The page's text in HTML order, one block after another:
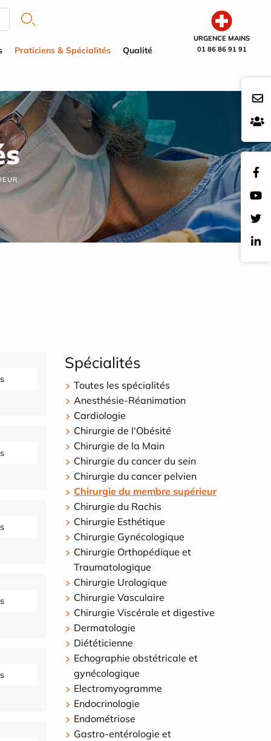
URGENCE MAINS
01 86 86 91 91
Praticiens & Spécialités Qualité
Spécialités
Toutes les spécialités
Anesthésie-Réanimation
Cardiologie
Chirurgie de l'Obésité
Chirurgie de la Main
Chirurgie du cancer du sein
Chirurgie du cancer pelvien
Chirurgie du membre supérieur
Chirurgie du Rachis
Chirurgie Esthétique
Chirurgie Gynécologique
Chirurgie Orthopédique et
Traumatologique
Chirurgie Urologique
Chirurgie Vasculaire
Chirurgie Viscérale et digestive
Dermatologie
Diététicienne
Echographie obstétricale et
gynécologique
Electromyogramme
Endocrinologie
Endométriose
Gastro-entérologie et